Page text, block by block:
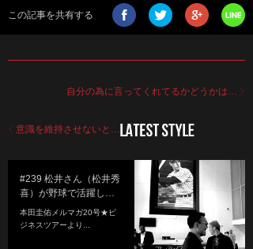
この記事を共有する
自分の為に言ってくれてるかどうかは…
意識を維持させないと…
#239 松井さん（松井秀
喜）が野球で活躍し…
本田圭佑メルマガ20号★ビ
ジネスツアーより...